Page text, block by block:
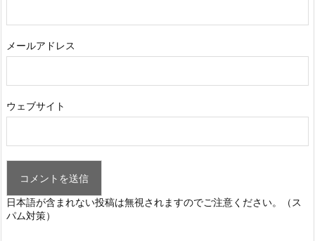
メールアドレス
ウェブサイト
日本語が含まれない投稿は無視されますのでご注意ください。（ス
パム対策）